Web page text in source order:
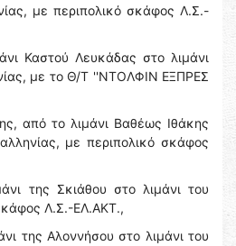
με περιπολικό σκάφος Λ.Σ.-
Καστού Λευκάδας στο λιμάνι
με το Θ/Τ ''ΝΤΟΛΦΙΝ ΕΞΠΡΕΣ
από το λιμάνι Βαθέως Ιθάκης
με περιπολικό σκάφος
της Σκιάθου στο λιμάνι του
Λ.Σ.-ΕΛ.ΑΚΤ.,
της Αλοννήσου στο λιμάνι του